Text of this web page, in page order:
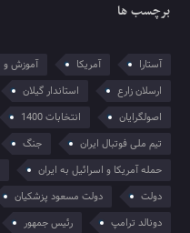
برچسب ها
آستارا آمریکا آموزش و
ارسلان زارع
استاندار گیلان
اصولگرایان
انتخابات 1400
تیم ملی فوتبال ایران
جنگ
حمله آمریکا و اسرائیل به ایران
دولت
دولت مسعود پزشکیان
دونالد ترامپ
رئیس جمهور